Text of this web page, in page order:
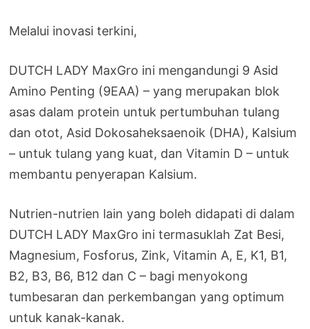
Melalui inovasi terkini,
DUTCH LADY MaxGro ini mengandungi 9 Asid
Amino Penting (9EAA) – yang merupakan blok
asas dalam protein untuk pertumbuhan tulang
dan otot, Asid Dokosaheksaenoik (DHA), Kalsium
– untuk tulang yang kuat, dan Vitamin D – untuk
membantu penyerapan Kalsium.
Nutrien-nutrien lain yang boleh didapati di dalam
DUTCH LADY MaxGro ini termasuklah Zat Besi,
Magnesium, Fosforus, Zink, Vitamin A, E, K1, B1,
B2, B3, B6, B12 dan C – bagi menyokong
tumbesaran dan perkembangan yang optimum
untuk kanak-kanak.